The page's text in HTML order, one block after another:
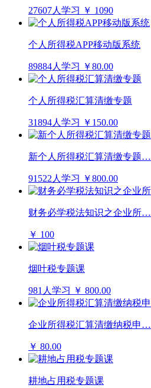
27607人学习 ￥ 1090
个人所得税APP移动版系统
89884人学习 ￥80.00
个人所得税汇算清缴专题
31894人学习 ￥150.00
新个人所得税汇算清缴专题…
91522人学习 ￥800.00
财务必学税法知识之企业所…
￥ 100
烟叶税专题课
981人学习 ￥ 800.00
企业所得税汇算清缴纳税申…
￥ 80.00
耕地占用税专题课